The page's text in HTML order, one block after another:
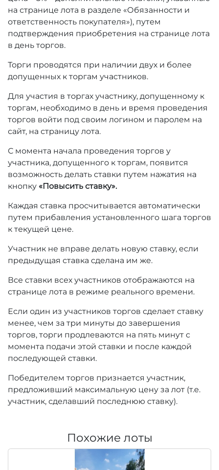
на странице лота в разделе «Обязанности и
ответственность покупателя»), путем
подтверждения приобретения на странице лота
в день торгов.
Торги проводятся при наличии двух и более
допущенных к торгам участников.
Для участия в торгах участнику, допущенному к
торгам, необходимо в день и время проведения
торгов войти под своим логином и паролем на
сайт, на страницу лота.
С момента начала проведения торгов у
участника, допущенного к торгам, появится
возможность делать ставки путем нажатия на
кнопку «Повысить ставку».
Каждая ставка просчитывается автоматически
путем прибавления установленного шага торгов
к текущей цене.
Участник не вправе делать новую ставку, если
предыдущая ставка сделана им же.
Все ставки всех участников отображаются на
странице лота в режиме реального времени.
Если один из участников торгов сделает ставку
менее, чем за три минуты до завершения
торгов, торги продлеваются на пять минут с
момента подачи этой ставки и после каждой
последующей ставки.
Победителем торгов признается участник,
предложивший максимальную цену за лот (т.е.
участник, сделавший последнюю ставку).
Похожие лоты